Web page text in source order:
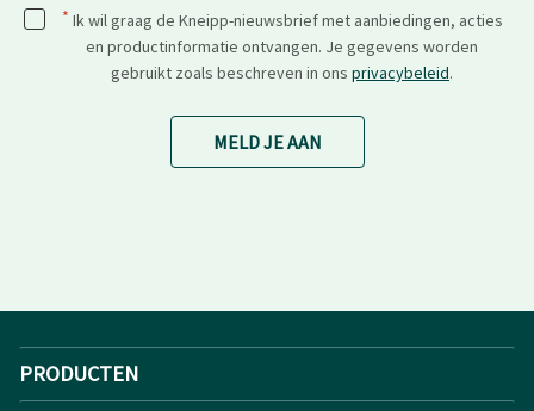
* Ik wil graag de Kneipp-nieuwsbrief met aanbiedingen, acties
en productinformatie ontvangen. Je gegevens worden
gebruikt zoals beschreven in ons privacybeleid.
MELD JE AAN
PRODUCTEN